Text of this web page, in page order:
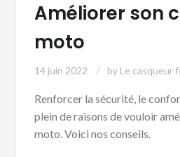
Améliorer son
moto
14 juin 2022 by Le casqueur
Renforcer la sécurité, le
plein de raisons de vouloir
moto. Voici nos conseils.